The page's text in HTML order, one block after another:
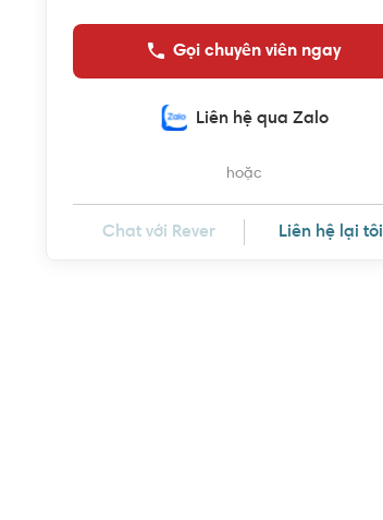
Gọi chuyên viên ngay
Liên hệ qua Zalo
hoặc
Chat với Rever Liên hệ lại tôi